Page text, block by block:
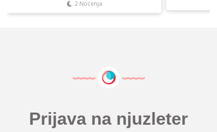
2 Noćenja
Prijava na njuzleter